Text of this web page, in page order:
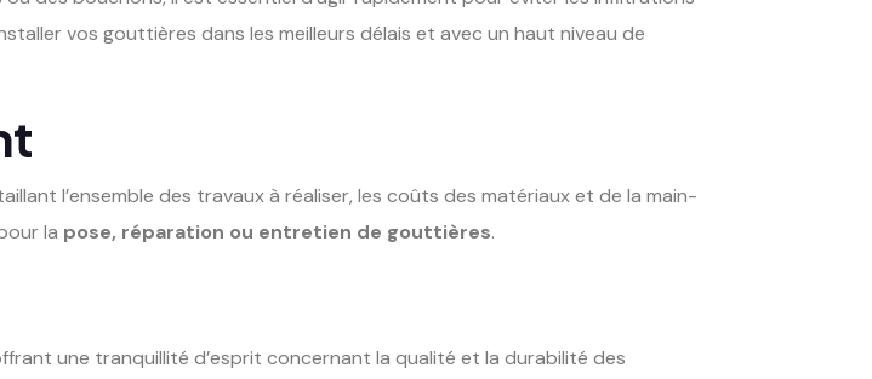
vos gouttières dans les meilleurs délais et avec un haut niveau de
l’ensemble des travaux à réaliser, les coûts des matériaux et de la main-
la pose, réparation ou entretien de gouttières.
une tranquillité d’esprit concernant la qualité et la durabilité des